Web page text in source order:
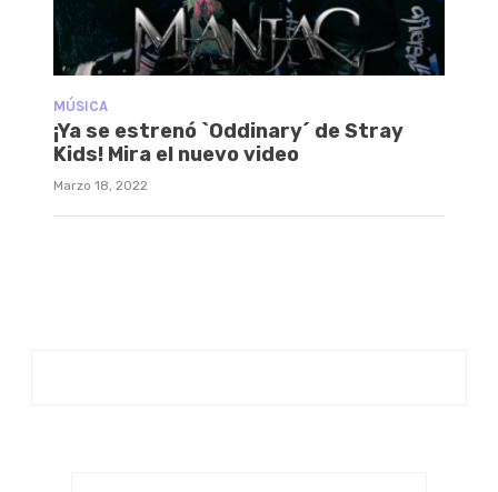
MÚSICA
¡Ya se estrenó `Oddinary´ de Stray
Kids! Mira el nuevo video
Marzo 18, 2022